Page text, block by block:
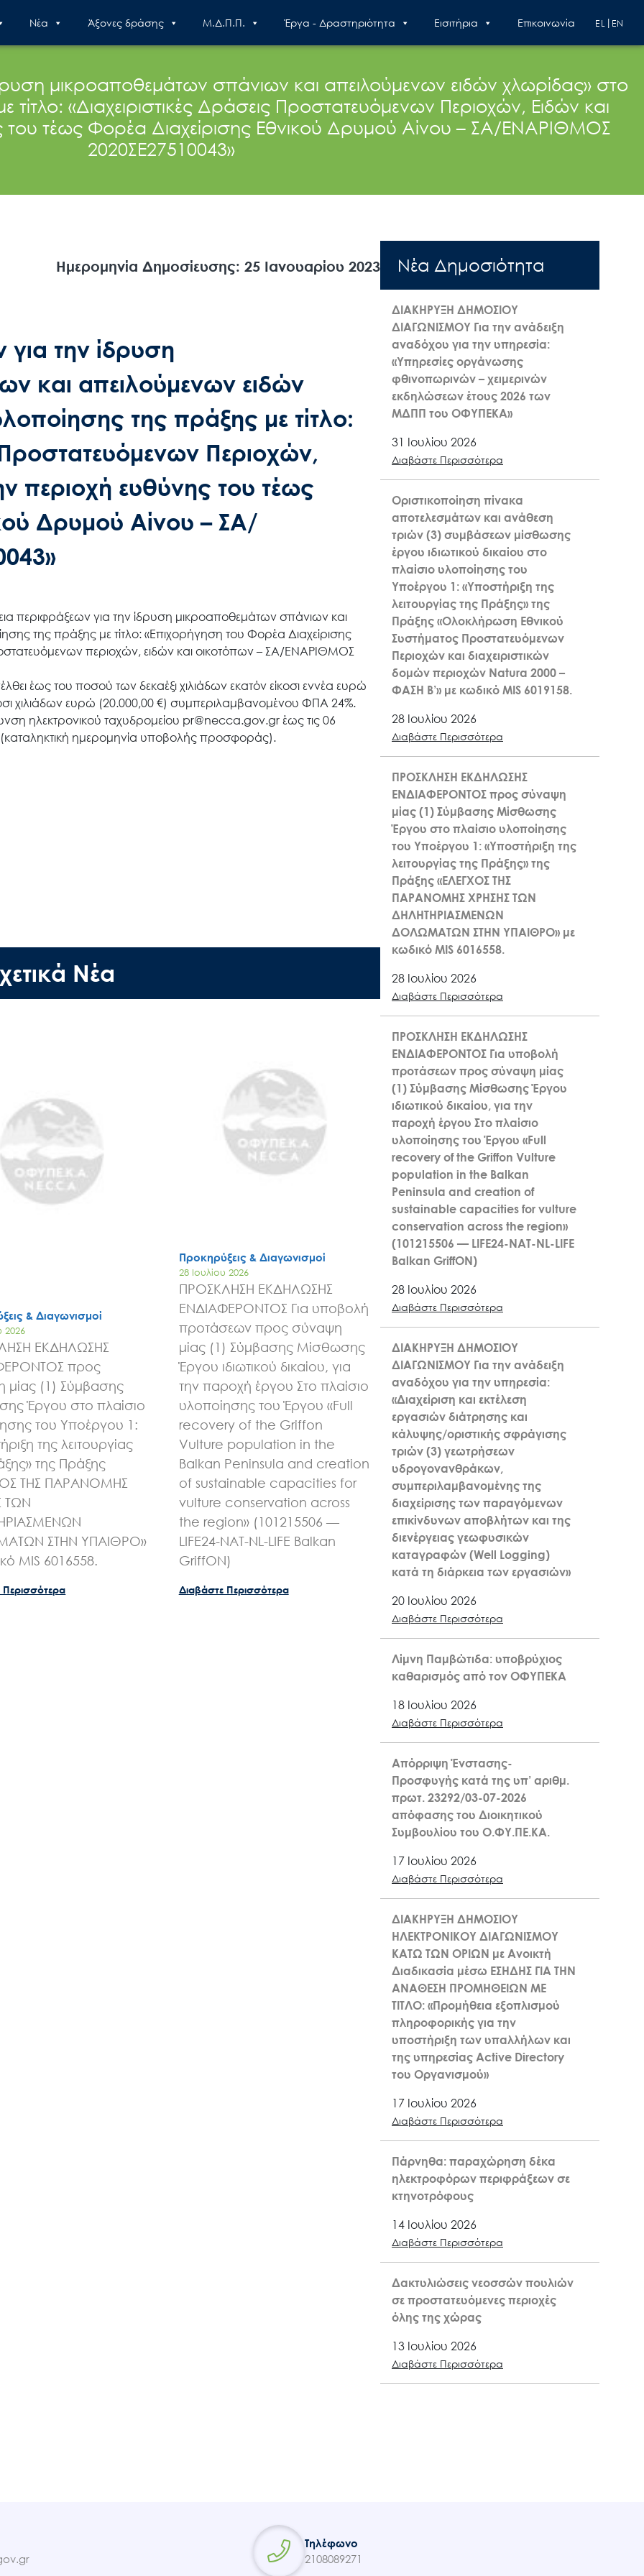
Nέα Άξονες δράσης Μ.Δ.Π.Π. Έργα - Δραστηριότητα Εισιτήρια Επικοινωνία EN
EL
Search
for:
μικροαποθεμάτων σπάνιων και απειλούμενων ειδών χλωρίδας» στο
«Διαχειριστικές Δράσεις Προστατευόμενων Περιοχών, Ειδών και
του τέως Φορέα Διαχείρισης Εθνικού Δρυμού Αίνου – ΣΑ/ΕΝΑΡΙΘΜΟΣ
2020ΣΕ27510043»
Ημερομηνία Δημοσίευσης: 25 Ιανουαρίου 2023
την ίδρυση
και απειλούμενων ειδών
της πράξης με τίτλο:
Προστατευόμενων Περιοχών,
περιοχή ευθύνης του τέως
Δρυμού Αίνου – ΣΑ/
περιφράξεων για την ίδρυση μικροαποθεμάτων σπάνιων και
της πράξης με τίτλο: «Επιχορήγηση του Φορέα Διαχείρισης
περιοχών, ειδών και οικοτόπων – ΣΑ/ΕΝΑΡΙΘΜΟΣ
έως του ποσού των δεκαέξι χιλιάδων εκατόν είκοσι εννέα ευρώ
χιλιάδων ευρώ (20.000,00 €) συμπεριλαμβανομένου ΦΠΑ 24%.
ηλεκτρονικού ταχυδρομείου pr@necca.gov.gr έως τις 06
ημερομηνία υποβολής προσφοράς).
Νέα
& Διαγωνισμοί
2026
ΕΚΔΗΛΩΣΗΣ
προς
μίας (1) Σύμβασης
Έργου στο πλαίσιο
του Υποέργου 1:
της λειτουργίας
της Πράξης
ΤΗΣ ΠΑΡΑΝΟΜΗΣ
ΤΩΝ
ΣΤΗΝ ΥΠΑΙΘΡΟ»
MIS 6016558.
Περισσότερα
Προκηρύξεις & Διαγωνισμοί
28 Ιουλίου 2026
ΠΡΟΣΚΛΗΣΗ ΕΚΔΗΛΩΣΗΣ
ΕΝΔΙΑΦΕΡΟΝΤΟΣ Για υποβολή
προτάσεων προς σύναψη
μίας (1) Σύμβασης Μίσθωσης
Έργου ιδιωτικού δικαίου, για
την παροχή έργου Στο πλαίσιο
υλοποίησης του Έργου «Full
recovery of the Griffon
Vulture population in the
Balkan Peninsula and creation
of sustainable capacities for
vulture conservation across
the region» (101215506 —
LIFE24-NAT-NL-LIFE Balkan
GriffON)
Διαβάστε Περισσότερα
Nέα Δημοσιότητα
ΔΙΑΚΗΡΥΞΗ ΔΗΜΟΣΙΟΥ
ΔΙΑΓΩΝΙΣΜΟΥ Για την ανάδειξη
αναδόχου για την υπηρεσία:
«Υπηρεσίες οργάνωσης
φθινοπωρινών – χειμερινών
εκδηλώσεων έτους 2026 των
ΜΔΠΠ του ΟΦΥΠΕΚΑ»
31 Ιουλίου 2026
Διαβάστε Περισσότερα
Οριστικοποίηση πίνακα
αποτελεσμάτων και ανάθεση
τριών (3) συμβάσεων μίσθωσης
έργου ιδιωτικού δικαίου στο
πλαίσιο υλοποίησης του
Υποέργου 1: «Υποστήριξη της
λειτουργίας της Πράξης» της
Πράξης «Ολοκλήρωση Εθνικού
Συστήματος Προστατευόμενων
Περιοχών και διαχειριστικών
δομών περιοχών Natura 2000 –
ΦΑΣΗ Β’» με κωδικό MIS 6019158.
28 Ιουλίου 2026
Διαβάστε Περισσότερα
ΠΡΟΣΚΛΗΣΗ ΕΚΔΗΛΩΣΗΣ
ΕΝΔΙΑΦΕΡΟΝΤΟΣ προς σύναψη
μίας (1) Σύμβασης Μίσθωσης
Έργου στο πλαίσιο υλοποίησης
του Υποέργου 1: «Υποστήριξη της
λειτουργίας της Πράξης» της
Πράξης «ΕΛΕΓΧΟΣ ΤΗΣ
ΠΑΡΑΝΟΜΗΣ ΧΡΗΣΗΣ ΤΩΝ
ΔΗΛΗΤΗΡΙΑΣΜΕΝΩΝ
ΔΟΛΩΜΑΤΩΝ ΣΤΗΝ ΥΠΑΙΘΡΟ» με
κωδικό MIS 6016558.
28 Ιουλίου 2026
Διαβάστε Περισσότερα
ΠΡΟΣΚΛΗΣΗ ΕΚΔΗΛΩΣΗΣ
ΕΝΔΙΑΦΕΡΟΝΤΟΣ Για υποβολή
προτάσεων προς σύναψη μίας
(1) Σύμβασης Μίσθωσης Έργου
ιδιωτικού δικαίου, για την
παροχή έργου Στο πλαίσιο
υλοποίησης του Έργου «Full
recovery of the Griffon Vulture
population in the Balkan
Peninsula and creation of
sustainable capacities for vulture
conservation across the region»
(101215506 — LIFE24-NAT-NL-LIFE
Balkan GriffON)
28 Ιουλίου 2026
Διαβάστε Περισσότερα
ΔΙΑΚΗΡΥΞΗ ΔΗΜΟΣΙΟΥ
ΔΙΑΓΩΝΙΣΜΟΥ Για την ανάδειξη
αναδόχου για την υπηρεσία:
«Διαχείριση και εκτέλεση
εργασιών διάτρησης και
κάλυψης/οριστικής σφράγισης
τριών (3) γεωτρήσεων
υδρογονανθράκων,
συμπεριλαμβανομένης της
διαχείρισης των παραγόμενων
επικίνδυνων αποβλήτων και της
διενέργειας γεωφυσικών
καταγραφών (Well Logging)
κατά τη διάρκεια των εργασιών»
20 Ιουλίου 2026
Διαβάστε Περισσότερα
Λίμνη Παμβώτιδα: υποβρύχιος
καθαρισμός από τον ΟΦΥΠΕΚΑ
18 Ιουλίου 2026
Διαβάστε Περισσότερα
Απόρριψη Ένστασης-
Προσφυγής κατά της υπ’ αριθμ.
πρωτ. 23292/03-07-2026
απόφασης του Διοικητικού
Συμβουλίου του Ο.ΦΥ.ΠΕ.ΚΑ.
17 Ιουλίου 2026
Διαβάστε Περισσότερα
ΔΙΑΚΗΡΥΞΗ ΔΗΜΟΣΙΟΥ
ΗΛΕΚΤΡΟΝΙΚΟΥ ΔΙΑΓΩΝΙΣΜΟΥ
ΚΑΤΩ ΤΩΝ ΟΡΙΩΝ με Ανοικτή
Διαδικασία μέσω ΕΣΗΔΗΣ ΓΙΑ ΤΗΝ
ΑΝΑΘΕΣΗ ΠΡΟΜΗΘΕΙΩΝ ΜΕ
ΤΙΤΛΟ: «Προμήθεια εξοπλισμού
πληροφορικής για την
υποστήριξη των υπαλλήλων και
της υπηρεσίας Active Directory
του Οργανισμού»
17 Ιουλίου 2026
Διαβάστε Περισσότερα
Πάρνηθα: παραχώρηση δέκα
ηλεκτροφόρων περιφράξεων σε
κτηνοτρόφους
14 Ιουλίου 2026
Διαβάστε Περισσότερα
Δακτυλιώσεις νεοσσών πουλιών
σε προστατευόμενες περιοχές
όλης της χώρας
13 Ιουλίου 2026
Διαβάστε Περισσότερα
Τηλέφωνο
2108089271